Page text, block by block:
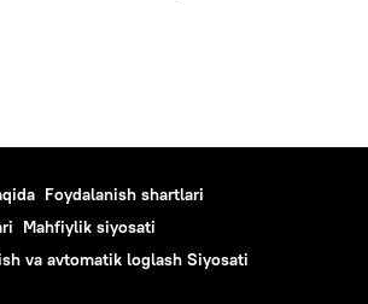
Foydalanish shartlari
Mahfiylik siyosati
va avtomatik loglash Siyosati